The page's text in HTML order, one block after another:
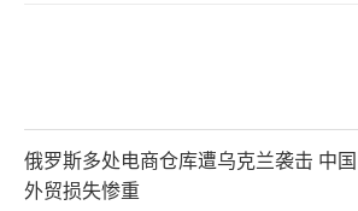
俄罗斯多处电商仓库遭乌克兰袭击 中国
外贸损失惨重